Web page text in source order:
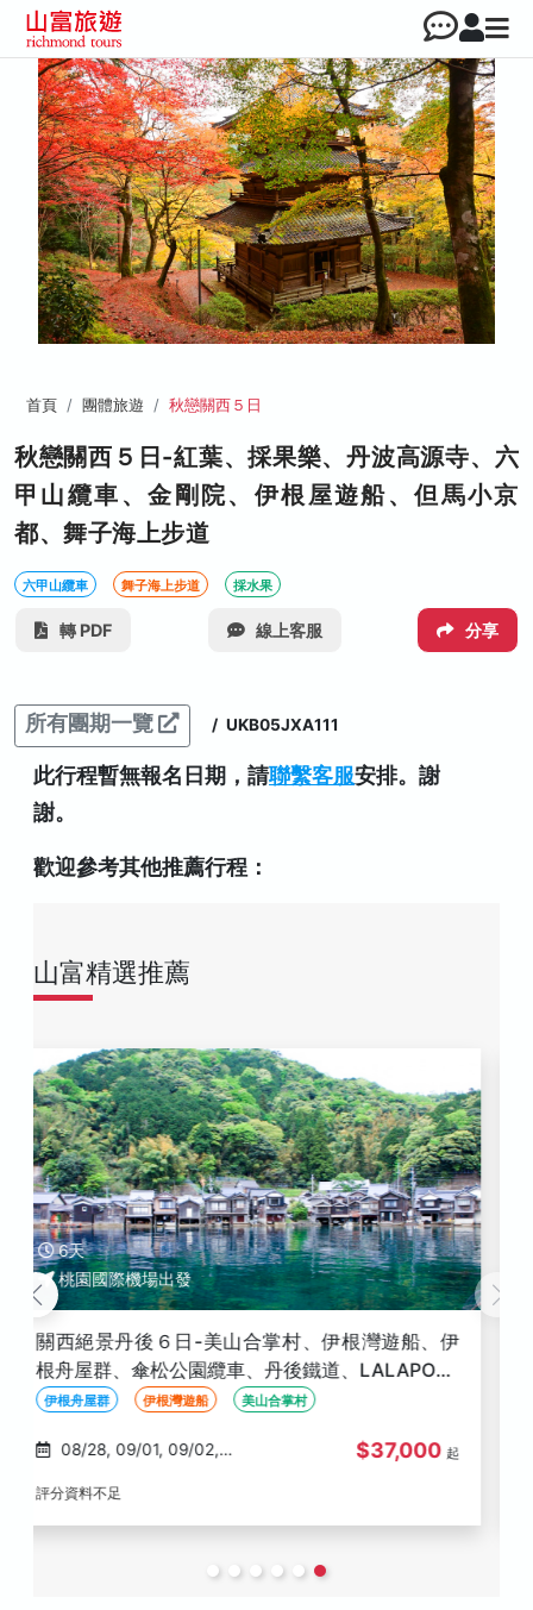
首頁 團體旅遊 秋戀關西５日
秋戀關西５日-紅葉、採果樂、丹波高源寺、六
甲山纜車、金剛院、伊根屋遊船、但馬小京
都、舞子海上步道
六甲山纜車 舞子海上步道 採水果
轉 PDF 線上客服 分享
所有團期一覽 / UKB05JXA111
此行程暫無報名日期，請聯繫客服安排。謝
謝。
歡迎參考其他推薦行程：
山富精選推薦
5天
桃園國際機場出發
限時神戶京都美山５日－清水寺、金閣寺、美山合
掌村、勝尾寺、大阪城公園、北野異人館
美山合掌村 清水寺 金閣寺
08/26 $28,400
評分資料不足